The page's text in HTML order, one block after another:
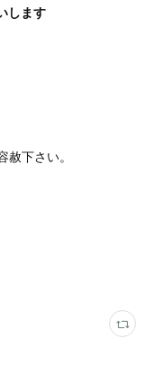
します
下さい。